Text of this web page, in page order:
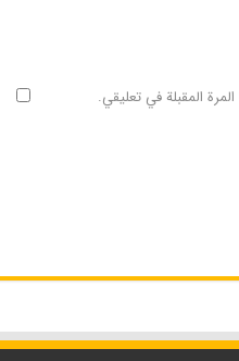
المقبلة في تعليقي.